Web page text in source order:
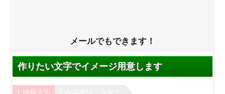
メールでもできます！